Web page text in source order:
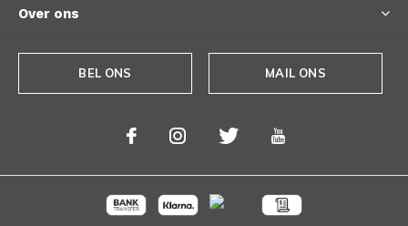
Over ons
BEL ONS MAIL ONS